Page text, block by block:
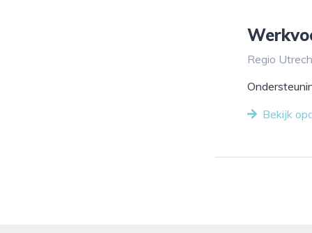
Regio
Bekijk